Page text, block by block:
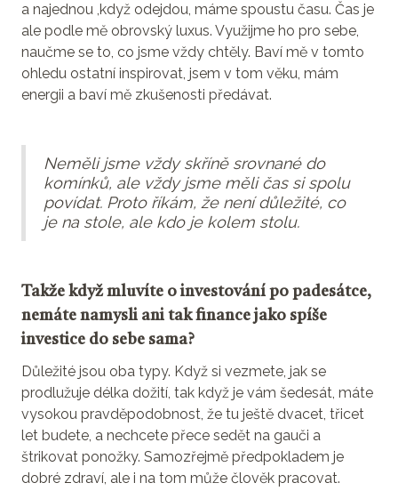
a najednou ,když odejdou, máme spoustu času. Čas je
ale podle mě obrovský luxus. Využijme ho pro sebe,
naučme se to, co jsme vždy chtěly. Baví mě v tomto
ohledu ostatní inspirovat, jsem v tom věku, mám
energii a baví mě zkušenosti předávat.
Neměli jsme vždy skříně srovnané do
komínků, ale vždy jsme měli čas si spolu
povídat. Proto říkám, že není důležité, co
je na stole, ale kdo je kolem stolu.
Takže když mluvíte o investování po padesátce,
nemáte namysli ani tak finance jako spíše
investice do sebe sama?
Důležité jsou oba typy. Když si vezmete, jak se
prodlužuje délka dožití, tak když je vám šedesát, máte
vysokou pravděpodobnost, že tu ještě dvacet, třicet
let budete, a nechcete přece sedět na gauči a
štrikovat ponožky. Samozřejmě předpokladem je
dobré zdraví, ale i na tom může člověk pracovat.